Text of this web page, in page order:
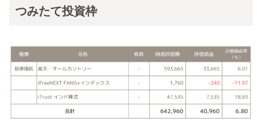
つみたて投資枠